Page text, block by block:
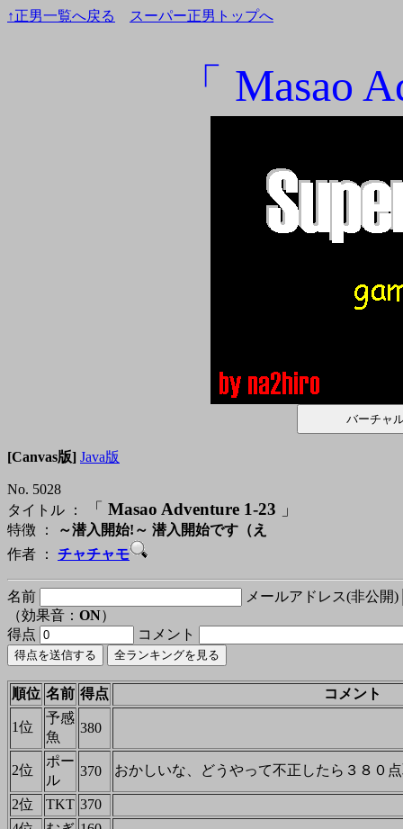
↑正男一覧へ戻る スーパー正男トップへ
「 Masao
[Canvas版] Java版
No. 5028
タイトル ：
「 Masao Adventure 1-23 」
特徴 ：
～潜入開始!～ 潜入開始です（え
作者 ： チャチャモ
名前
メールアドレス(非公開)
（効果音： ON）
得点
コメント
順位 名前 得点 コメント
1位
予感
魚
380
2位
ポー
ル
370 おかしいな、どうやって不正したら３８０
2位 TKT 370